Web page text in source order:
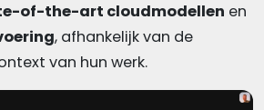
of-the-art cloudmodellen en
, afhankelijk van de
van hun werk.